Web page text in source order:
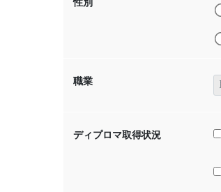
職業
ディプロマ取得状況